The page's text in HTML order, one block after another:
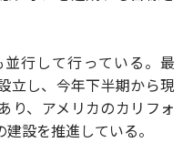
行して行っている。最
立し、今年下半期から現
り、アメリカのカリフォ
設を推進している。